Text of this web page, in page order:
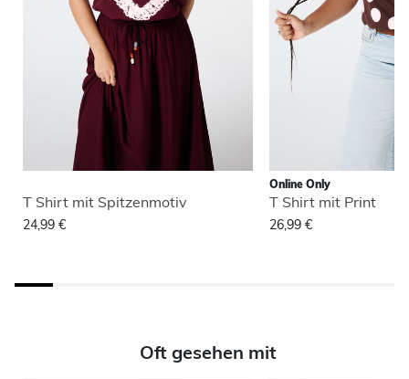
T Shirt mit Spitzenmotiv
24,99 €
Online Only
T Shirt mit Print
26,99 €
Oft gesehen mit